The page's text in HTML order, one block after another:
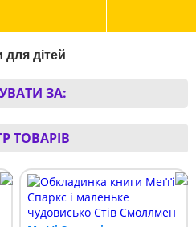
для дітей
ЗА:
ТОВАРІВ